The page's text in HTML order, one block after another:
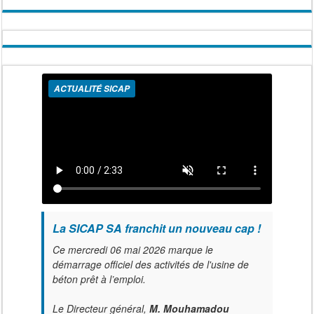
ACTUALITÉ SICAP
La SICAP SA franchit un nouveau cap !
Ce mercredi 06 mai 2026 marque le
démarrage officiel des activités de l'usine de
béton prêt à l’emploi.
Le Directeur général, M. Mouhamadou